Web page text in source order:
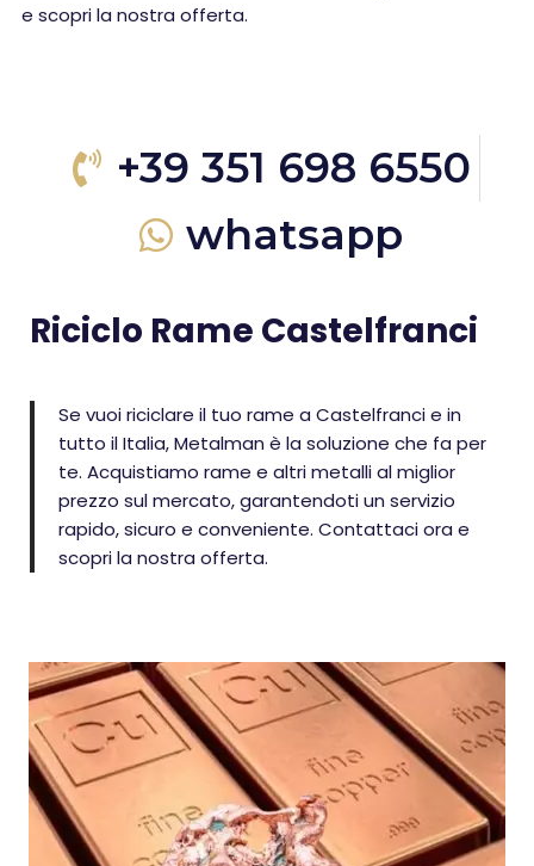
e scopri la nostra offerta.
+39 351 698 6550
whatsapp
Riciclo Rame Castelfranci
Se vuoi riciclare il tuo rame a Castelfranci e in
tutto il Italia, Metalman è la soluzione che fa per
te. Acquistiamo rame e altri metalli al miglior
prezzo sul mercato, garantendoti un servizio
rapido, sicuro e conveniente. Contattaci ora e
scopri la nostra offerta.